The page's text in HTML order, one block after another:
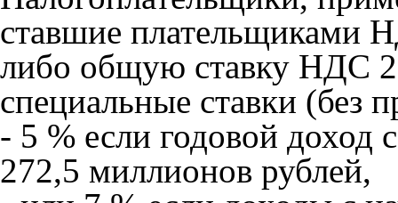
ставшие плательщиками
либо общую ставку НДС
специальные ставки (без
- 5 % если годовой доход
272,5 миллионов рублей,